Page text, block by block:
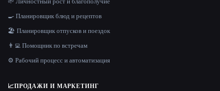
🍳 Планировщик блюд и рецептов
🏖 Планировщик отпусков и поездок
👨‍💻 Помощник по встречам
⚙️ Рабочий процесс и автоматизация
📈ПРОДАЖИ И МАРКЕТИНГ